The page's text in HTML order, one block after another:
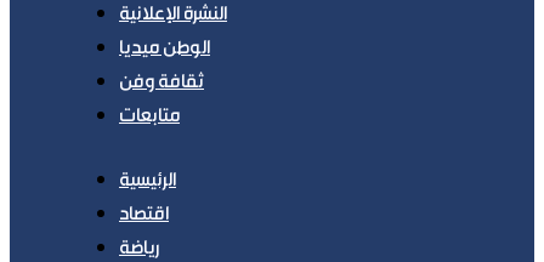
النشرة الإعلانية
الوطن ميديا
ثقافة وفن
متابعات
الرئيسية
اقتصاد
رياضة